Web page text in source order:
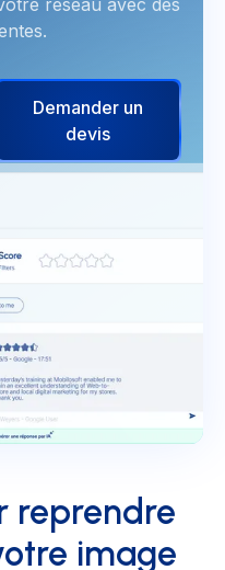
Demander un
devis
reprendre
image